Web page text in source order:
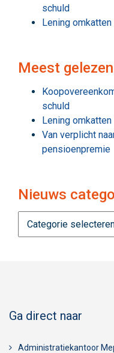
schuld
Lening
Meest
schuld
Lening
Van verplicht
pensioenpremie
Nieuws
categorieën
Ga direct naar
Administratiekantoor